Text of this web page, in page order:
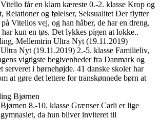
Vitello får en klam kæreste 0.-2. klasse Krop og
Relationer og følelser, Seksualitet Der flytter
Vitellos vej, og han håber, de har en dreng.
har kun en tøs. Det lykkes pigen at lokke..
Mellemtrin Ultra Nyt (19.11.2019)
Ultra Nyt (19.11.2019) 2.-5. klasse Familieliv,
vigtigste begivenheder fra Danmark og
serveret i børnehøjde. 41 danske skoler har
at gøre det lettere for transkønnede børn at
Bjørnen
Bjørnen 8.-10. klasse Grænser Carli er lige
da hun bliver inviteret til